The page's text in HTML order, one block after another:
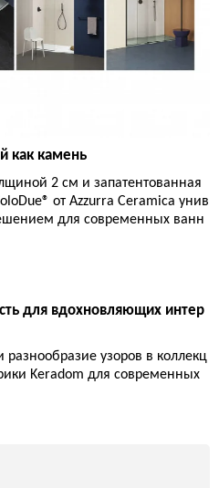
как камень
2 см и запатентованная
от Azzurra Ceramica унив
для современных ванн